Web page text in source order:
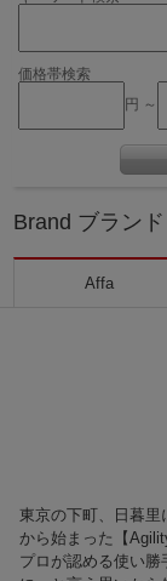
価格帯検索
円 ～
Brand ブランド
Affa
東京の下町、日暮里
から始まった【
プロが認める使い